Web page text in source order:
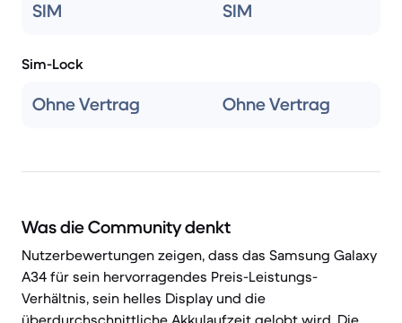
SIM
SIM
Sim-Lock
Ohne Vertrag Ohne Vertrag
Was die Community denkt
Nutzerbewertungen zeigen, dass das Samsung Galaxy
A34 für sein hervorragendes Preis-Leistungs-
Verhältnis, sein helles Display und die
überdurchschnittliche Akkulaufzeit gelobt wird. Die